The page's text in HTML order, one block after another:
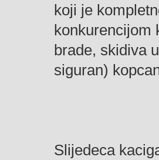
koji je
konkurencijom
brade, skidiva
siguran)
Slijedeca